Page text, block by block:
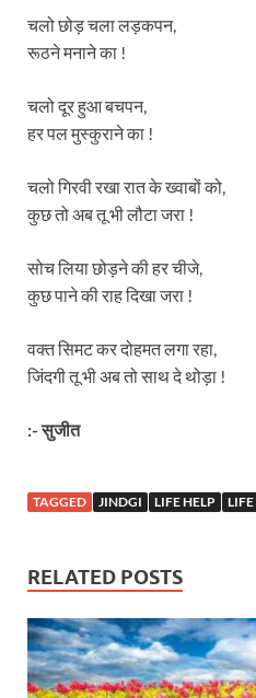
चलो छोड़ चला लड़कपन,
रूठने मनाने का !
चलो दूर हुआ बचपन,
हर पल मुस्कुराने का !
चलो गिरवी रखा रात के ख्वाबों को,
कुछ तो अब तू भी लौटा जरा !
सोच लिया छोड़ने की हर चीजे,
कुछ पाने की राह दिखा जरा !
वक्त सिमट कर दोहमत लगा रहा,
जिंदगी तू भी अब तो साथ दे थोड़ा !
:- सुजीत
TAGGED JINDGI LIFE HELP
RELATED POSTS